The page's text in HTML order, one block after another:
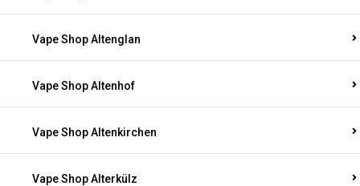
Vape Shop Altenglan
Vape Shop Altenhof
Vape Shop Altenkirchen
Vape Shop Alterkülz